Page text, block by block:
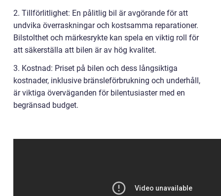
2. Tillförlitlighet: En pålitlig bil är avgörande för att
undvika överraskningar och kostsamma reparationer.
Bilstolthet och märkesrykte kan spela en viktig roll för
att säkerställa att bilen är av hög kvalitet.
3. Kostnad: Priset på bilen och dess långsiktiga
kostnader, inklusive bränsleförbrukning och underhåll,
är viktiga överväganden för bilentusiaster med en
begränsad budget.